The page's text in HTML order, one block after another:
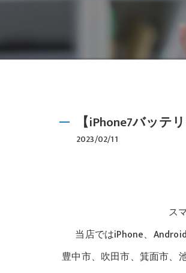
【iPhone7バッテ
2023/02/11
ス
当店ではiPhone、
豊中市、吹田市、箕面市、